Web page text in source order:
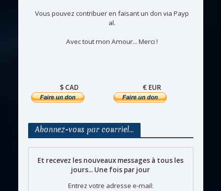
Vous pouvez contribuer en faisant un don via Payp
al.
Avec tout mon Amour... Merci !
$ CAD € EUR
Abonnez-vous par courriel…
Et recevez les nouveaux messages à tous les
jours... Une fois par jour
Entrez votre adresse e-mail: